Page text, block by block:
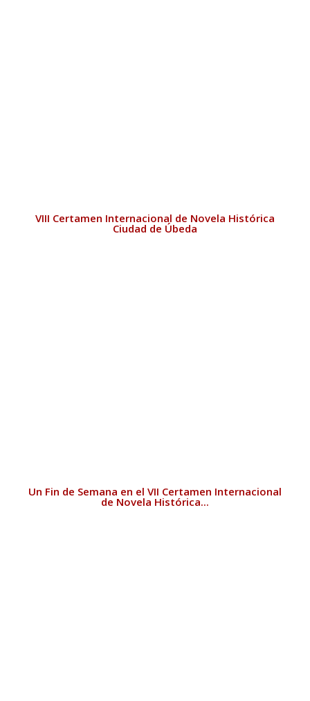
VIII Certamen Internacional de Novela Histórica
Ciudad de Úbeda
Un Fin de Semana en el VII Certamen Internacional
de Novela Histórica...